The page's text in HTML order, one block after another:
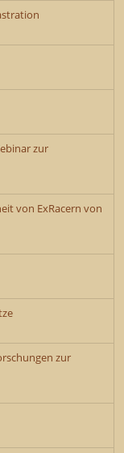
zur
von ExRacern von
zur